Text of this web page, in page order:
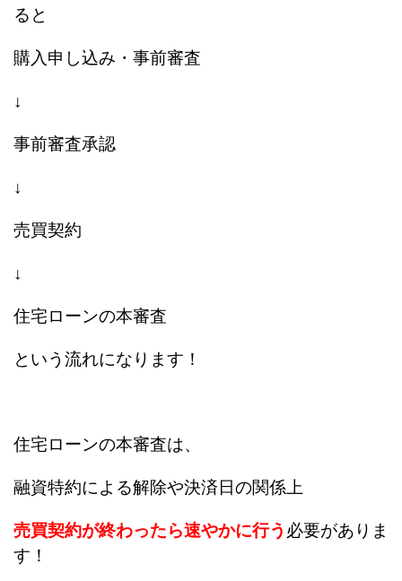
ると
購入申し込み・事前審査
↓
事前審査承認
↓
売買契約
↓
住宅ローンの本審査
という流れになります！
住宅ローンの本審査は、
融資特約による解除や決済日の関係上
売買契約が終わったら速やかに行う 必要がありま
す！